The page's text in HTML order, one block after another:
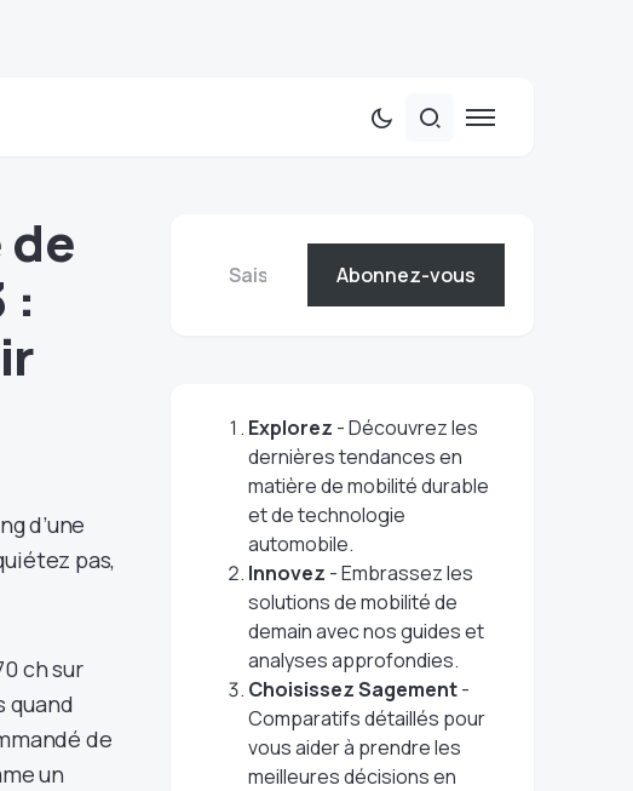
:
d’une
pas,
ch sur
quand
de
un
Abonnez-vous
Explorez - Découvrez les
dernières tendances en
matière de mobilité durable
et de technologie
automobile.
Innovez - Embrassez les
solutions de mobilité de
demain avec nos guides et
analyses approfondies.
Choisissez Sagement-
Comparatifs détaillés pour
vous aider à prendre les
meilleures décisions en